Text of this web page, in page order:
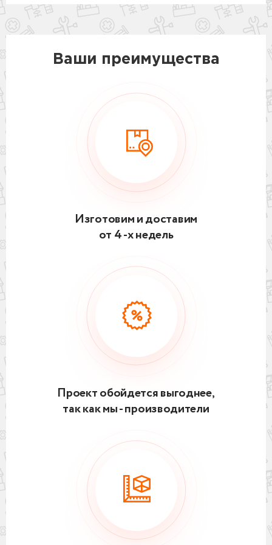
Ваши преимущества
Изготовим и доставим
от 4 -х недель
Проект обойдется выгоднее,
так как мы - производители